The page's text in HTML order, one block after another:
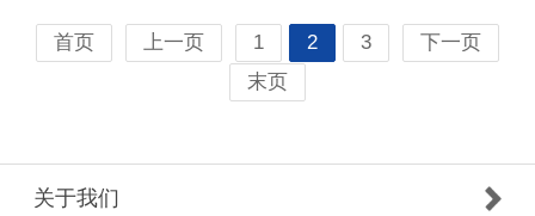
首页 上一页 1 2 3
下一页
末页
关于我们